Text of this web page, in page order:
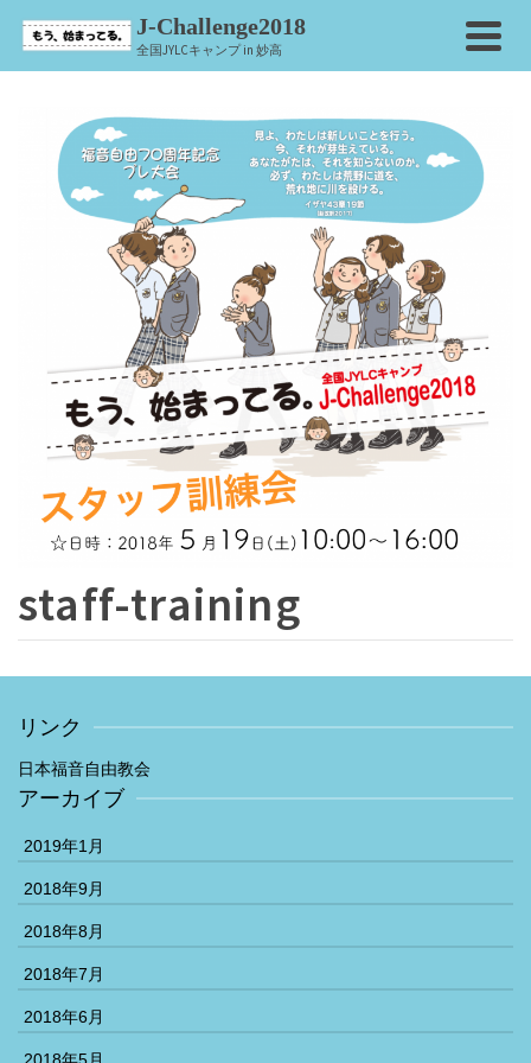
J-Challenge2018
全国JYLCキャンプ in 妙高
staff-training
リンク
日本福音自由教会
アーカイブ
2019年1月
2018年9月
2018年8月
2018年7月
2018年6月